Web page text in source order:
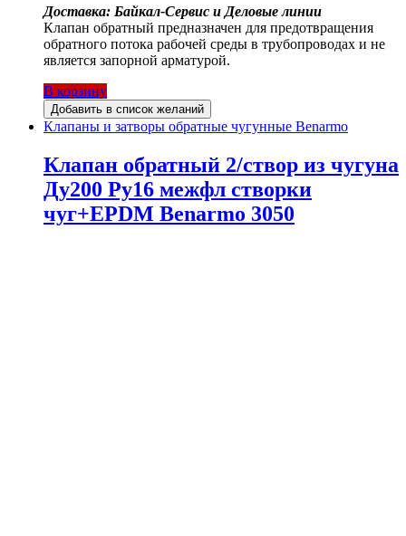
Доставка: Байкал-Сервис и Деловые линии
Клапан обратный предназначен для предотвращения
обратного потока рабочей среды в трубопроводах и не
является запорной арматурой.
В корзину
Добавить в список желаний
Клапаны и затворы обратные чугунные Benarmo
Клапан обратный 2/створ из чугуна
Ду200 Ру16 межфл створки
чуг+EPDM Benarmo 3050